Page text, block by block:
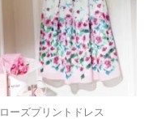
ローズプリントドレス